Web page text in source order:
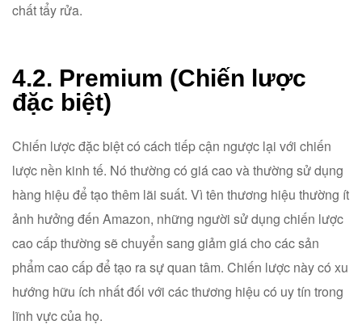
chất tẩy rửa.
4.2. Premium (Chiến lược
đặc biệt)
Chiến lược đặc biệt có cách tiếp cận ngược lại với chiến
lược nền kinh tế. Nó thường có giá cao và thường sử dụng
hàng hiệu để tạo thêm lãi suất. Vì tên thương hiệu thường ít
ảnh hưởng đến Amazon, những người sử dụng chiến lược
cao cấp thường sẽ chuyển sang giảm giá cho các sản
phẩm cao cấp để tạo ra sự quan tâm. Chiến lược này có xu
hướng hữu ích nhất đối với các thương hiệu có uy tín trong
lĩnh vực của họ.